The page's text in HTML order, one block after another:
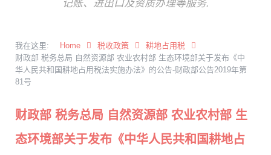
记账、进出口及资质办理等服务.
我在这里: Home 税收政策
耕地占用税
财政部 税务总局 自然资源部 农业农村部 生态环境部关于发布《中
华人民共和国耕地占用税法实施办法》的公告-财政部公告2019年第
81号
财政部 税务总局 自然资源部 农业农村部 生
态环境部关于发布《中华人民共和国耕地占